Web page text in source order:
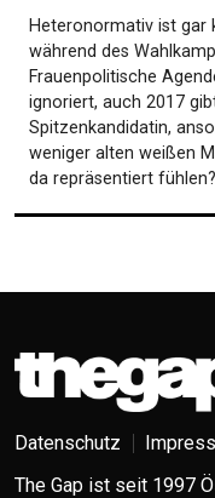
Heteronormativ ist gar
während des
Frauenpolitische
ignoriert, auch 2017
Spitzenkandidatin,
weniger alten weißen
da repräsentiert fühlen?
Datenschutz
The Gap ist seit 1997